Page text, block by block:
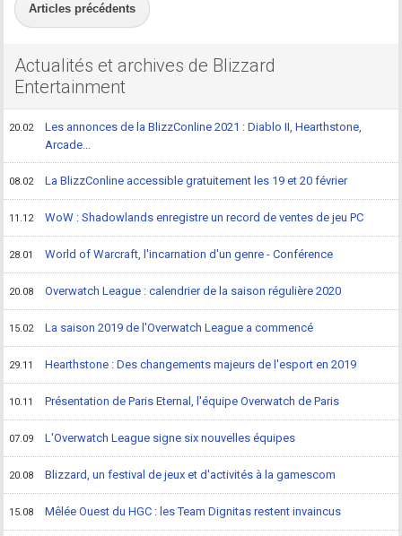
Articles précédents
Actualités et archives de Blizzard
Entertainment
20.02
Les annonces de la BlizzConline 2021 : Diablo II, Hearthstone,
Arcade...
08.02 La BlizzConline accessible gratuitement les 19 et 20 février
11.12 WoW : Shadowlands enregistre un record de ventes de jeu PC
28.01 World of Warcraft, l'incarnation d'un genre - Conférence
20.08 Overwatch League : calendrier de la saison régulière 2020
15.02 La saison 2019 de l'Overwatch League a commencé
29.11 Hearthstone : Des changements majeurs de l'esport en 2019
10.11 Présentation de Paris Eternal, l'équipe Overwatch de Paris
07.09 L'Overwatch League signe six nouvelles équipes
20.08 Blizzard, un festival de jeux et d'activités à la gamescom
15.08 Mêlée Ouest du HGC : les Team Dignitas restent invaincus